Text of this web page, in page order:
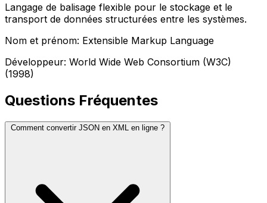
Langage de balisage flexible pour le stockage et le
transport de données structurées entre les systèmes.
Nom et prénom: Extensible Markup Language
Développeur: World Wide Web Consortium (W3C)
(1998)
Questions Fréquentes
Comment convertir JSON en XML en ligne ?